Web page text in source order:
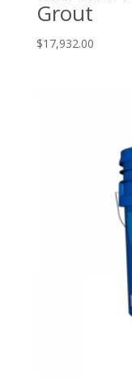
Grout
$17,932.00